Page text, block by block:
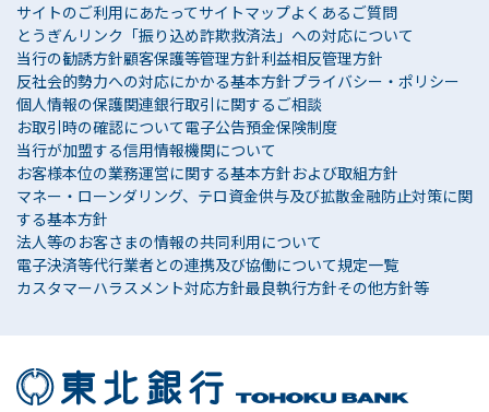
サイトのご利用にあたってサイトマップよくあるご質問
とうぎんリンク 「振り込め詐欺救済法」への対応について
当行の勧誘方針顧客保護等管理方針利益相反管理方針
反社会的勢力への対応にかかる基本方針プライバシー・ポリシー
個人情報の保護関連銀行取引に関するご相談
お取引時の確認について電子公告預金保険制度
当行が加盟する信用情報機関について
お客様本位の業務運営に関する基本方針および取組方針
マネー・ローンダリング、テロ資金供与及び拡散金融防止対策に関
する基本方針
法人等のお客さまの情報の共同利用について
電子決済等代行業者との連携及び協働について規定一覧
カスタマーハラスメント対応方針最良執行方針その他方針等